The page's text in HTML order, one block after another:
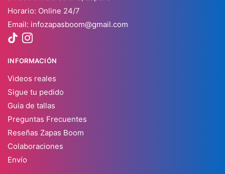
Horario: Online 24/7
Email: infozapasboom@gmail.com
INFORMACIÓN
Videos reales
Sigue tu pedido
Guia de tallas
Preguntas Frecuentes
Reseñas Zapas Boom
Colaboraciones
Envío